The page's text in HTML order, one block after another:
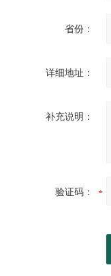
省份：
详细地址：
补充说明：
验证码：